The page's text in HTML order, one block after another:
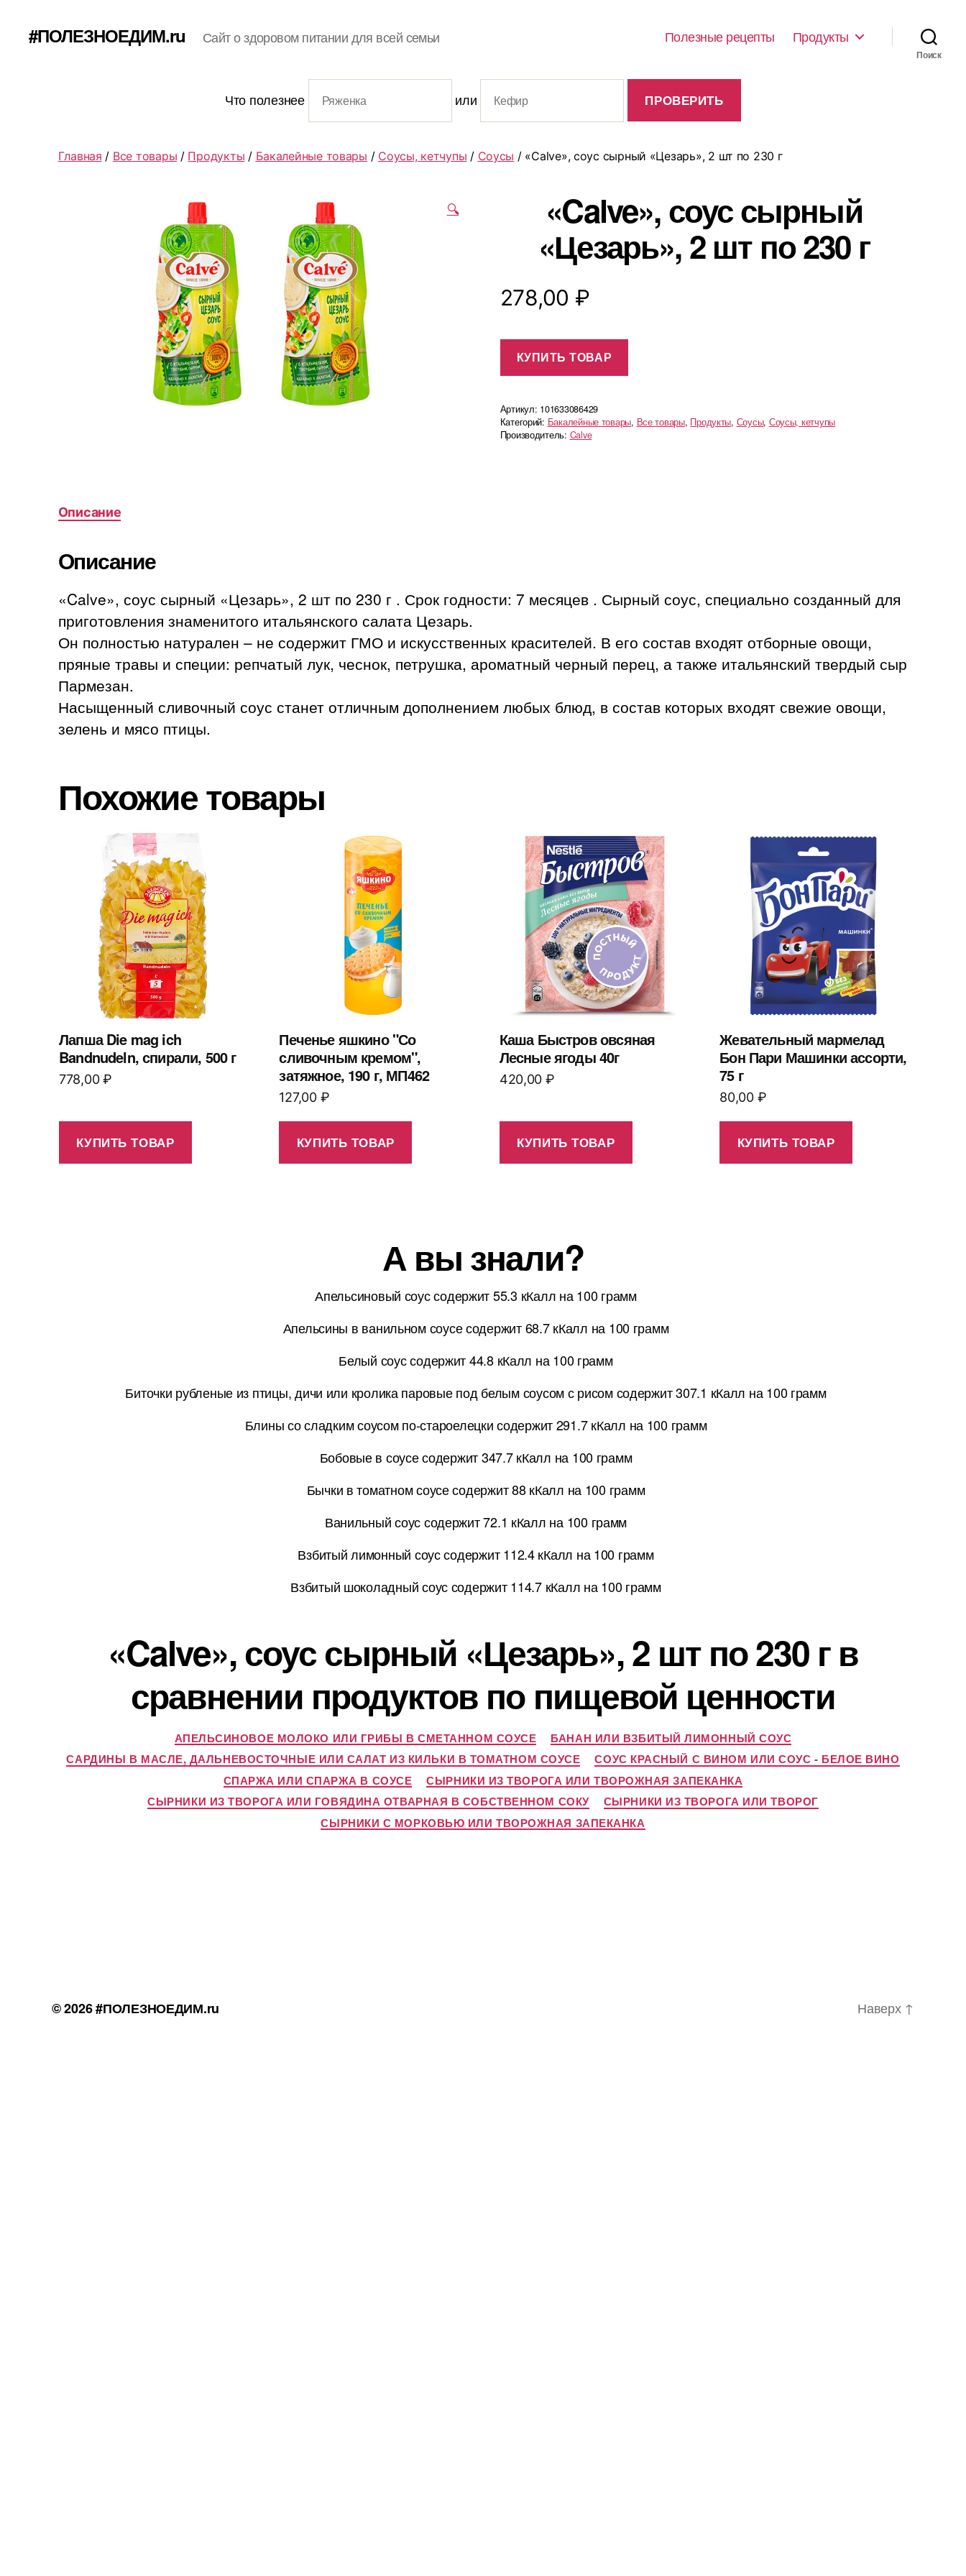
#ПОЛЕЗНОЕДИМ.ru Сайт о здоровом питании для всей семьи Полезные рецепты Продукты
Поиск
Что полезнее или
Главная / Все товары / Продукты / Бакалейные товары / Соусы, кетчупы / Соусы / «Calve», соус сырный «Цезарь», 2 шт по 230 г
🔍 «Calve», соус сырный
«Цезарь», 2 шт по 230 г
278,00 ₽
КУПИТЬ ТОВАР
Артикул: 101633086429
Категорий: Бакалейные товары, Все товары, Продукты, Соусы, Соусы, кетчупы
Производитель: Calve
Описание
Описание
«Calve», соус сырный «Цезарь», 2 шт по 230 г . Срок годности: 7 месяцев . Сырный соус, специально созданный для
приготовления знаменитого итальянского салата Цезарь.
Он полностью натурален – не содержит ГМО и искусственных красителей. В его состав входят отборные овощи,
пряные травы и специи: репчатый лук, чеснок, петрушка, ароматный черный перец, а также итальянский твердый сыр
Пармезан.
Насыщенный сливочный соус станет отличным дополнением любых блюд, в состав которых входят свежие овощи,
зелень и мясо птицы.
Похожие товары
Лапша Die mag ich
Bandnudeln, спирали, 500 г
778,00₽
КУПИТЬ ТОВАР
Печенье яшкино "Со
сливочным кремом",
затяжное, 190 г, МП462
127,00 ₽
КУПИТЬ ТОВАР
Каша Быстров овсяная
Лесные ягоды 40г
420,00 ₽
КУПИТЬ ТОВАР
Жевательный мармелад
Бон Пари Машинки ассорти,
75 г
80,00 ₽
КУПИТЬ ТОВАР
А вы знали?
Апельсиновый соус содержит 55.3 кКалл на 100 грамм
Апельсины в ванильном соусе содержит 68.7 кКалл на 100 грамм
Белый соус содержит 44.8 кКалл на 100 грамм
Биточки рубленые из птицы, дичи или кролика паровые под белым соусом с рисом содержит 307.1 кКалл на 100 грамм
Блины со сладким соусом по-староелецки содержит 291.7 кКалл на 100 грамм
Бобовые в соусе содержит 347.7 кКалл на 100 грамм
Бычки в томатном соусе содержит 88 кКалл на 100 грамм
Ванильный соус содержит 72.1 кКалл на 100 грамм
Взбитый лимонный соус содержит 112.4 кКалл на 100 грамм
Взбитый шоколадный соус содержит 114.7 кКалл на 100 грамм
«Calve», соус сырный «Цезарь», 2 шт по 230 г в
сравнении продуктов по пищевой ценности
АПЕЛЬСИНОВОЕ МОЛОКО ИЛИ ГРИБЫ В СМЕТАННОМ СОУСЕ
БАНАН ИЛИ ВЗБИТЫЙ ЛИМОННЫЙ СОУС
САРДИНЫ В МАСЛЕ, ДАЛЬНЕВОСТОЧНЫЕ ИЛИ САЛАТ ИЗ КИЛЬКИ В ТОМАТНОМ СОУСЕ
СОУС КРАСНЫЙ С ВИНОМ ИЛИ СОУС - БЕЛОЕ ВИНО
СПАРЖА ИЛИ СПАРЖА В СОУСЕ
СЫРНИКИ ИЗ ТВОРОГА ИЛИ ТВОРОЖНАЯ ЗАПЕКАНКА
СЫРНИКИ ИЗ ТВОРОГА ИЛИ ГОВЯДИНА ОТВАРНАЯ В СОБСТВЕННОМ СОКУ
СЫРНИКИ ИЗ ТВОРОГА ИЛИ ТВОРОГ
СЫРНИКИ С МОРКОВЬЮ ИЛИ ТВОРОЖНАЯ ЗАПЕКАНКА
© 2026#ПОЛЕЗНОЕДИМ.ru Наверх ↑